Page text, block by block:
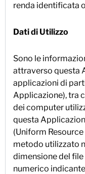
renda identificata
Dati di Utilizzo
Sono le
attraverso questa
applicazioni di
Applicazione), tra
dei computer
questa
(Uniform
metodo utilizzato
dimensione del
numerico